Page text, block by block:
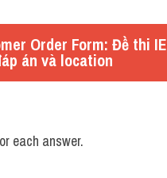
Order Form: Đề thi
án và location
each answer.